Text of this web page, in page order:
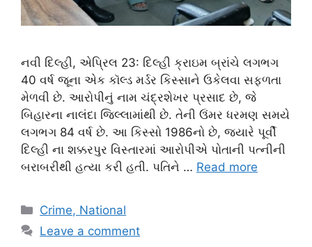
નવી દિલ્હી, એપ્રિલ 23: દિલ્હી ક્રાઇમ બ્રાંચે લગભગ
40 વર્ષ જૂના એક કૉલ્ડ મર્ડર કિસ્સાને ઉકેલવા સફળતા
મેળવી છે. આરોપીનું નામ ચંદ્રશેખર પ્રસાદ છે, જે
બિહારના નાલંદા જિલ્લામાંથી છે. તેની ઉંમર ધરમણ સમયે
લગભગ 84 વર્ષ છે. આ કિસ્સો 1986નો છે, જ્યારે પૂર્વી
દિલ્હી ના શક્કરપુર વિસ્તારમાં આરોપીએ પોતાની પત્નીની
બરાબરીથી હત્યા કરી હતી. પતિને … Read more
Categories
Crime, National
Leave a comment